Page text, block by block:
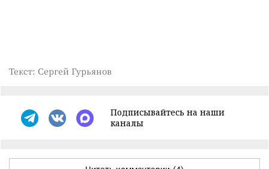
Текст: Сергей Гурьянов
Подписывайтесь на наши
каналы